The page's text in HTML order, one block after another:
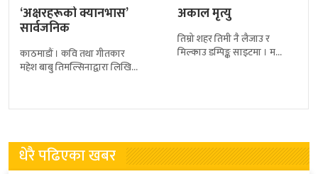
‘अक्षरहरूको क्यानभास’
सार्वजनिक
काठमाडौं । कवि तथा गीतकार
महेश बाबु तिमल्सिनाद्वारा लिखित
गरिएको छ ।२०८२ मंसिर
अकाल मृत्यु
तिम्रो शहर तिमी नै लैजाउ र
मिल्काउ डम्पिङ्क साइटमा । म
धेरै पढिएका खबर